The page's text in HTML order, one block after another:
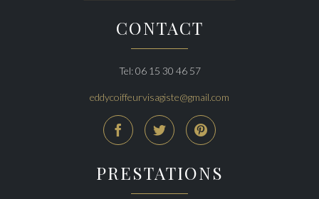
CONTACT
Tel: 06 15 30 46 57
eddycoiffeurvisagiste@gmail.com
  
PRESTATIONS